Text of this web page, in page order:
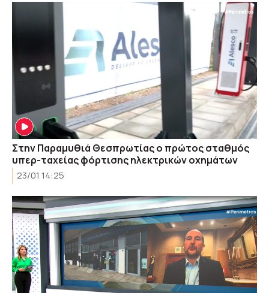
Στην Παραμυθιά Θεσπρωτίας ο πρώτος σταθμός
υπερ-ταχείας φόρτισης ηλεκτρικών οχημάτων
23/01 14:25